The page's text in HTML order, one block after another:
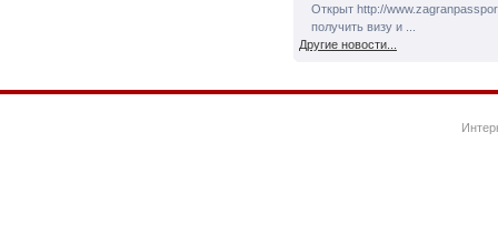
Открыт http://
получить визу и ...
Другие новости...